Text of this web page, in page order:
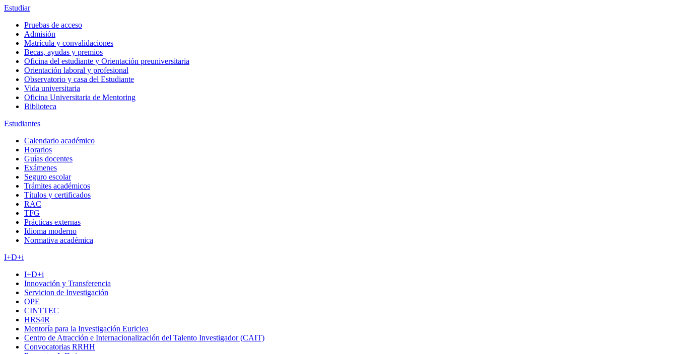
Estudiar
Pruebas de acceso
Admisión
Matrícula y convalidaciones
Becas, ayudas y premios
Oficina del estudiante y Orientación preuniversitaria
Orientación laboral y profesional
Observatorio y casa del Estudiante
Vida universitaria
Oficina Universitaria de Mentoring
Biblioteca
Estudiantes
Calendario académico
Horarios
Guías docentes
Exámenes
Seguro escolar
Trámites académicos
Títulos y certificados
RAC
TFG
Prácticas externas
Idioma moderno
Normativa académica
I+D+i
I+D+i
Innovación y Transferencia
Servicion de Investigación
OPE
CINTTEC
HRS4R
Mentoría para la Investigación Euriclea
Centro de Atracción e Internacionalización del Talento Investigador (CAIT)
Convocatorias RRHH